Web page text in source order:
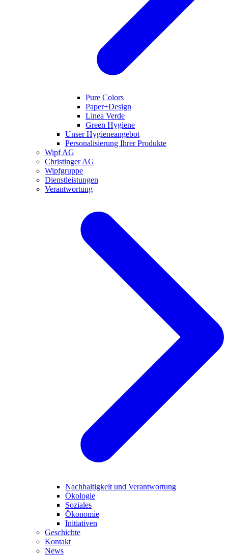
Pure Colors
Paper+Design
Linea Verde
Green Hygiene
Unser Hygieneangebot
Personalisierung Ihrer Produkte
Wipf AG
Christinger AG
Wipfgruppe
Dienstleistungen
Verantwortung
Nachhaltigkeit und Verantwortung
Ökologie
Soziales
Ökonomie
Initiativen
Geschichte
Kontakt
News